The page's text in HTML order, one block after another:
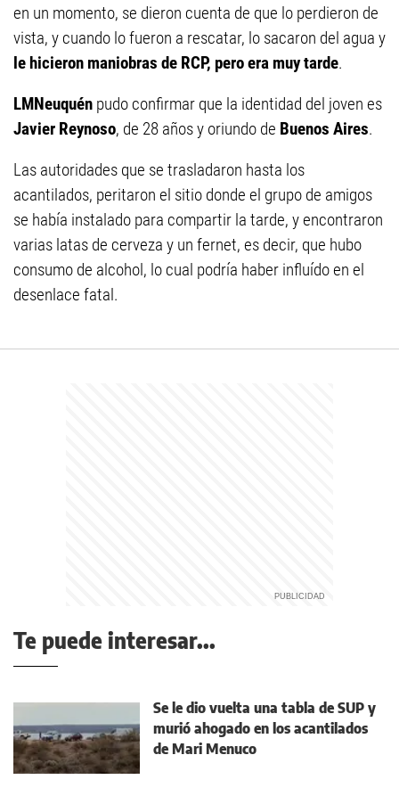
en un momento, se dieron cuenta de que lo perdieron de
vista, y cuando lo fueron a rescatar, lo sacaron del agua y
le hicieron maniobras de RCP, pero era muy tarde.
LMNeuquén pudo confirmar que la identidad del joven es
Javier Reynoso, de 28 años y oriundo de Buenos Aires.
Las autoridades que se trasladaron hasta los
acantilados, peritaron el sitio donde el grupo de amigos
se había instalado para compartir la tarde, y encontraron
varias latas de cerveza y un fernet, es decir, que hubo
consumo de alcohol, lo cual podría haber influído en el
desenlace fatal.
Te puede interesar...
Se le dio vuelta una tabla de SUP y
murió ahogado en los acantilados
de Mari Menuco